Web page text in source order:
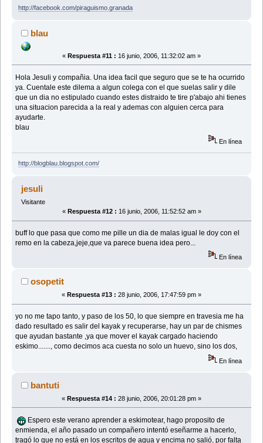
http://facebook.com/piraguismo.granada
blau
« Respuesta #11 : 16 junio, 2006, 11:32:02 am »
Hola Jesuli y compañia. Una idea facil que seguro que se te ha ocurrido
ya. Cuentale este dilema a algun colega con el que suelas salir y dile
que un dia no estipulado cuando estes distraido te tire p'abajo ahi tienes
una situacion parecida a la real y ademas con alguien cerca para
ayudarte.
blau
En línea
http://blogblau.blogspot.com/
jesuli
Visitante
« Respuesta #12 : 16 junio, 2006, 11:52:52 am »
buff lo que pasa que como me pille un dia de malas igual le doy con el
remo en la cabeza,jeje,que va parece buena idea pero...
En línea
osopetit
« Respuesta #13 : 28 junio, 2006, 17:47:59 pm »
yo no me tapo tanto, y paso de los 50, lo que siempre en travesia me ha
dado resultado es salir del kayak y recuperarse, hay un par de chismes
que ayudan bastante ,ya que mover el kayak cargado haciendo
eskimo......., como decimos aca cuesta no solo un huevo, sino los dos,
En línea
bantuti
« Respuesta #14 : 28 junio, 2006, 20:01:28 pm »
Espero este verano aprender a eskimotear, hago proposito de
enmienda, el año pasado un compañero intentó eseñarme a hacerlo,
tragó lo que no está en los escritos de agua y encima no salió, por falta